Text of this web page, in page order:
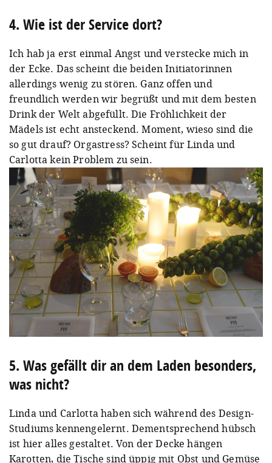
4. Wie ist der Service dort?
Ich hab ja erst einmal Angst und verstecke mich in
der Ecke. Das scheint die beiden Initiatorinnen
allerdings wenig zu stören. Ganz offen und
freundlich werden wir begrüßt und mit dem besten
Drink der Welt abgefüllt. Die Fröhlichkeit der
Mädels ist echt ansteckend. Moment, wieso sind die
so gut drauf? Orgastress? Scheint für Linda und
Carlotta kein Problem zu sein.
5. Was gefällt dir an dem Laden besonders,
was nicht?
Linda und Carlotta haben sich während des Design-
Studiums kennengelernt. Dementsprechend hübsch
ist hier alles gestaltet. Von der Decke hängen
Karotten, die Tische sind üppig mit Obst und Gemüse